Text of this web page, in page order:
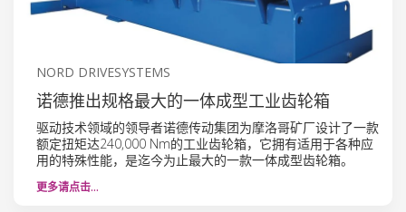
NORD DRIVESYSTEMS
诺德推出规格最大的一体成型工业齿轮箱
驱动技术领域的领导者诺德传动集团为摩洛哥矿厂设计了一款
额定扭矩达240,000 Nm的工业齿轮箱，它拥有适用于各种应
用的特殊性能，是迄今为止最大的一款一体成型齿轮箱。
更多请点击…